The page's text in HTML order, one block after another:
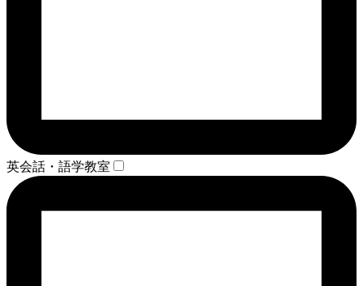
英会話・語学教室